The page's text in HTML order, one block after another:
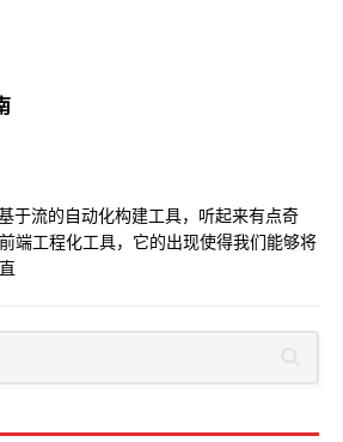
于流的自动化构建工具，听起来有点奇
端工程化工具，它的出现使得我们能够将